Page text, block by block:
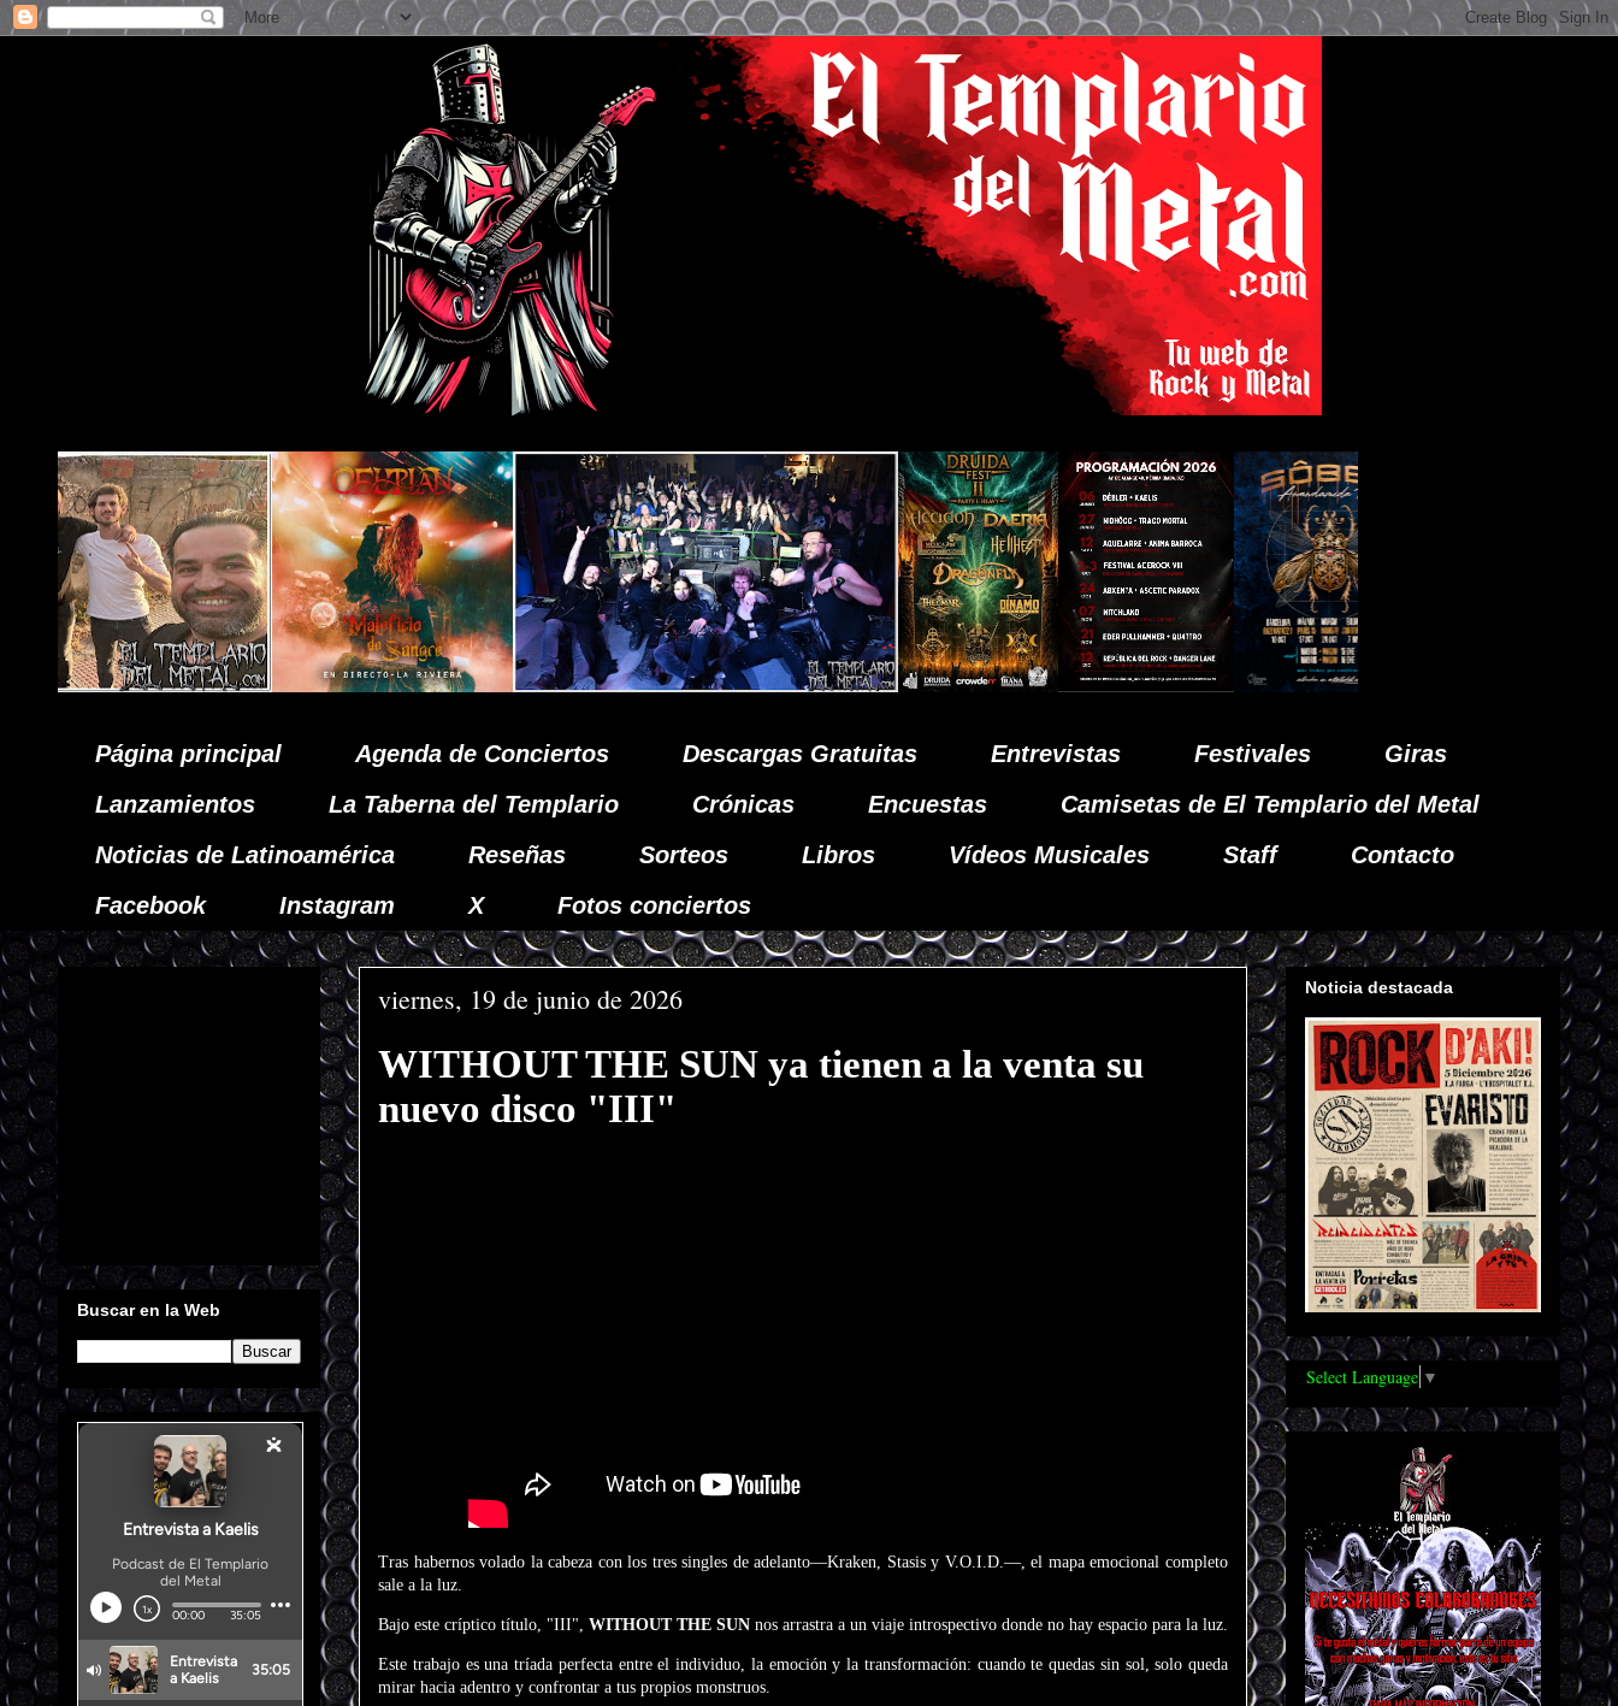
Página principal Agenda de Conciertos Descargas Gratuitas Entrevistas Festivales
Giras
Lanzamientos
La Taberna del Templario Crónicas Encuestas
Camisetas de El Templario del Metal
Noticias de Latinoamérica
Reseñas Sorteos Libros Vídeos Musicales Staff
Contacto
Facebook
Instagram X Fotos conciertos
viernes, 19 de junio de 2026
WITHOUT THE SUN ya tienen a la venta su
nuevo disco "III"
Tras habernos volado la cabeza con los tres singles de adelanto—Kraken, Stasis y V.O.I.D.—, el mapa emocional completo
sale a la luz.
Bajo este críptico título, "III", WITHOUT THE SUN nos arrastra a un viaje introspectivo donde no hay espacio para la luz.
Este trabajo es una tríada perfecta entre el individuo, la emoción y la transformación: cuando te quedas sin sol, solo queda
mirar hacia adentro y confrontar a tus propios monstruos.
Buscar en la Web
Noticia destacada
Select Language ▼